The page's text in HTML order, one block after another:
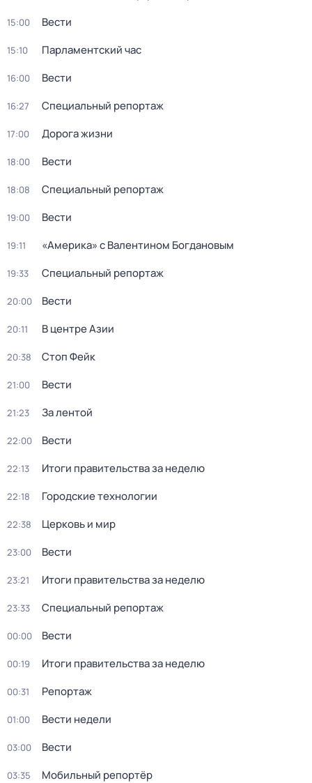
15:00 Вести
15:10 Парламентский час
16:00 Вести
16:27 Специальный репортаж
17:00 Дорога жизни
18:00 Вести
18:08 Специальный репортаж
19:00 Вести
19:11 «Америка» с Валентином Богдановым
19:33 Специальный репортаж
20:00 Вести
20:11 В центре Азии
20:38 Стоп Фейк
21:00 Вести
21:23 За лентой
22:00 Вести
22:13 Итоги правительства за неделю
22:18 Городские технологии
22:38 Церковь и мир
23:00 Вести
23:21 Итоги правительства за неделю
23:33 Специальный репортаж
00:00 Вести
00:19 Итоги правительства за неделю
00:31 Репортаж
01:00 Вести недели
03:00 Вести
03:35 Мобильный репортёр